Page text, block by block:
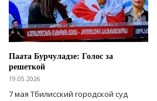
Паата Бурчуладзе: Голос за
решеткой
19.05.2026
7 мая Тбилисский городской суд